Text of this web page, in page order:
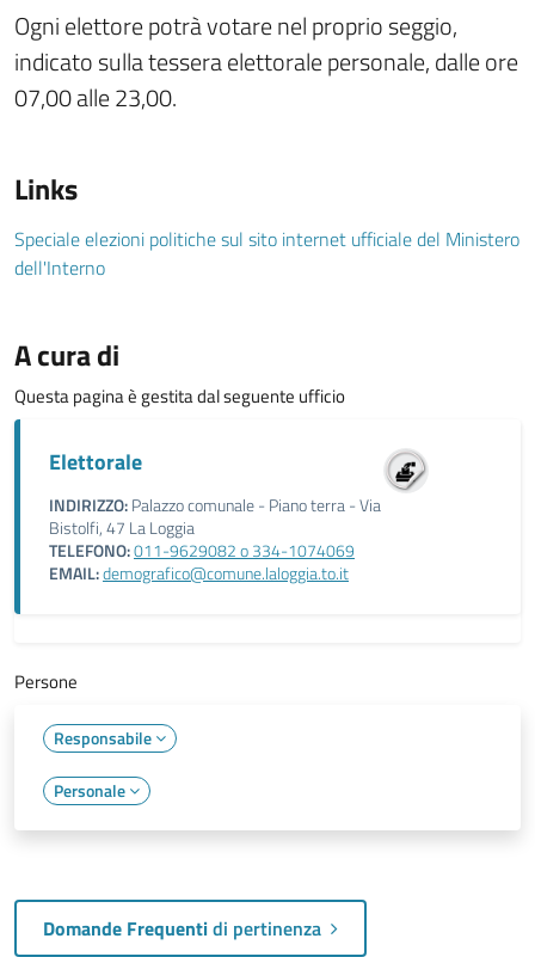
Ogni elettore potrà votare nel proprio seggio,
indicato sulla tessera elettorale personale, dalle ore
07,00 alle 23,00.
Links
Speciale elezioni politiche sul sito internet ufficiale del Ministero
dell'Interno
A cura di
Questa pagina è gestita dal seguente ufficio
Elettorale
INDIRIZZO:Palazzo comunale - Piano terra - Via
Bistolfi, 47 La Loggia
TELEFONO:011-9629082 o 334-1074069
EMAIL:demografico@comune.laloggia.to.it
Persone
Responsabile
Personale
Domande Frequentidi pertinenza